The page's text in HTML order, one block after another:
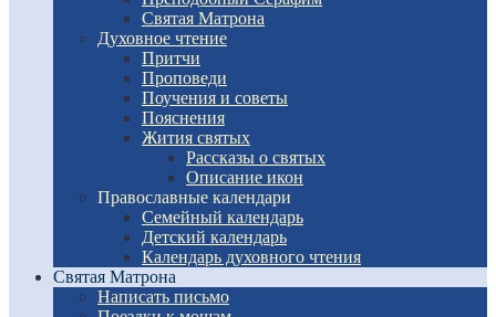
Святая Матрона
Духовное чтение
Притчи
Проповеди
Поучения и советы
Пояснения
Жития святых
Рассказы о святых
Описание икон
Православные календари
Семейный календарь
Детский календарь
Календарь духовного чтения
Святая Матрона
Написать письмо